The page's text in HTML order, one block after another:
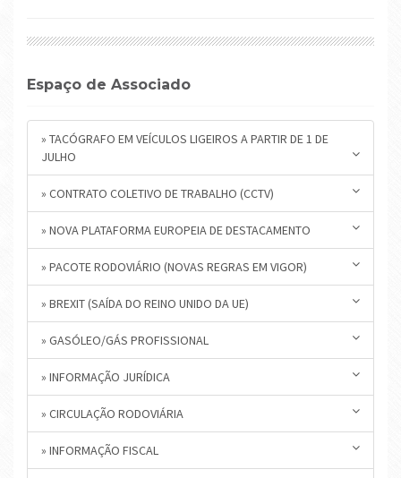
Espaço de Associado
» TACÓGRAFO EM VEÍCULOS LIGEIROS A PARTIR DE 1 DE
JULHO
» CONTRATO COLETIVO DE TRABALHO (CCTV)
» NOVA PLATAFORMA EUROPEIA DE DESTACAMENTO
» PACOTE RODOVIÁRIO (NOVAS REGRAS EM VIGOR)
» BREXIT (SAÍDA DO REINO UNIDO DA UE)
» GASÓLEO/GÁS PROFISSIONAL
» INFORMAÇÃO JURÍDICA
» CIRCULAÇÃO RODOVIÁRIA
» INFORMAÇÃO FISCAL